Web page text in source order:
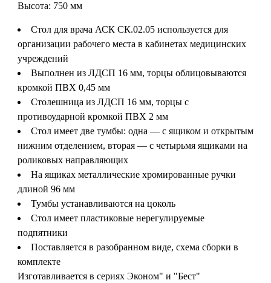
Высота: 750 мм
Стол для врача АСК СК.02.05 используется для
организации рабочего места в кабинетах медицинских
учреждений
Выполнен из ЛДСП 16 мм, торцы облицовываются
кромкой ПВХ 0,45 мм
Столешница из ЛДСП 16 мм, торцы с
противоударной кромкой ПВХ 2 мм
Стол имеет две тумбы: одна — с ящиком и открытым
нижним отделением, вторая — с четырьмя ящиками на
роликовых направляющих
На ящиках металлические хромированные ручки
длиной 96 мм
Тумбы устанавливаются на цоколь
Стол имеет пластиковые нерегулируемые
подпятники
Поставляется в разобранном виде, схема сборки в
комплекте
Изготавливается в сериях Эконом" и "Бест"